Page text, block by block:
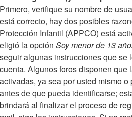
Primero, verifique su nombre de
está correcto, hay dos posibles
Protección Infantil (APPCO) está
eligió la opción Soy menor de 13
seguir algunas instrucciones que se
cuenta. Algunos foros disponen que
activadas, ya sea por usted mismo
antes de que pueda identificarse;
brindará al finalizar el proceso de